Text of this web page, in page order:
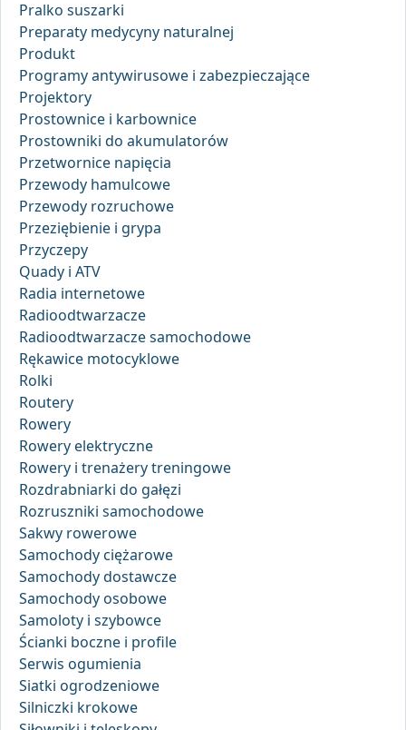
Pralko suszarki
Preparaty medycyny naturalnej
Produkt
Programy antywirusowe i zabezpieczające
Projektory
Prostownice i karbownice
Prostowniki do akumulatorów
Przetwornice napięcia
Przewody hamulcowe
Przewody rozruchowe
Przeziębienie i grypa
Przyczepy
Quady i ATV
Radia internetowe
Radioodtwarzacze
Radioodtwarzacze samochodowe
Rękawice motocyklowe
Rolki
Routery
Rowery
Rowery elektryczne
Rowery i trenażery treningowe
Rozdrabniarki do gałęzi
Rozruszniki samochodowe
Sakwy rowerowe
Samochody ciężarowe
Samochody dostawcze
Samochody osobowe
Samoloty i szybowce
Ścianki boczne i profile
Serwis ogumienia
Siatki ogrodzeniowe
Silniczki krokowe